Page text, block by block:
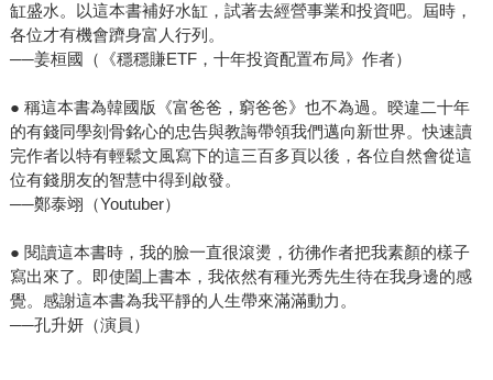
缸盛水。以這本書補好水缸，試著去經營事業和投資吧。屆時，
各位才有機會躋身富人行列。
──姜桓國（《穩穩賺ETF，十年投資配置布局》作者）
● 稱這本書為韓國版《富爸爸，窮爸爸》也不為過。暌違二十年
的有錢同學刻骨銘心的忠告與教誨帶領我們邁向新世界。快速讀
完作者以特有輕鬆文風寫下的這三百多頁以後，各位自然會從這
位有錢朋友的智慧中得到啟發。
──鄭泰翊（Youtuber）
● 閱讀這本書時，我的臉一直很滾燙，彷彿作者把我素顏的樣子
寫出來了。即使闔上書本，我依然有種光秀先生待在我身邊的感
覺。感謝這本書為我平靜的人生帶來滿滿動力。
──孔升妍（演員）